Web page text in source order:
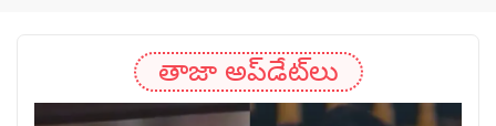
తాజా అప్‌డేట్‌లు